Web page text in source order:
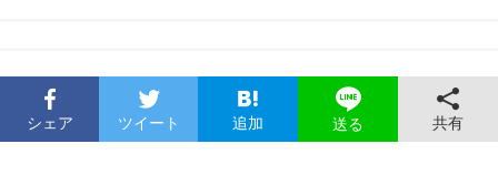
シェア ツイート 追加 送る 共有